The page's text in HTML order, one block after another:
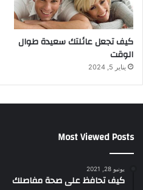
كيف تجعل عائلتك سعيدة طوال
الوقت
يناير 5, 2024
Most Viewed Posts
يونيو 28, 2021
كيف تحافظ على صحة مفاصلك